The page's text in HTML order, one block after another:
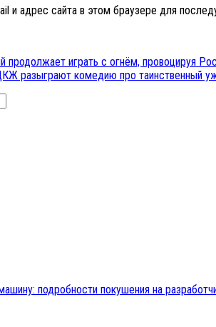
и адрес сайта в этом браузере для
продолжает играть с огнём, провоцируя
разыграют комедию про таинственный